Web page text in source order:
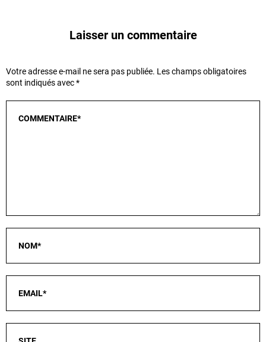
Laisser un commentaire
Votre adresse e-mail ne sera pas publiée. Les champs obligatoires
sont indiqués avec*